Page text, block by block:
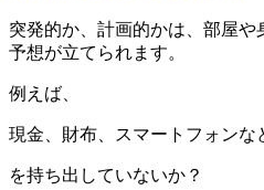
突発的か、計画的かは、部屋
予想が立てられます。
例えば、
現金、財布、スマートフォンな
を持ち出していないか？